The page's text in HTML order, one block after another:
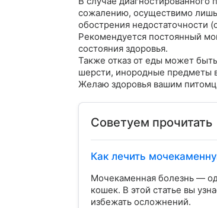
сожалению, осуществимо
обострения недостаточности
Рекомендуется постоянный
состояния здоровья.
Также отказ от еды может
шерсти, инородные предметы
Желаю здоровья вашим
Советуем прочитать
Как лечить
Мочекаменная болезнь —
кошек. В этой статье вы
избежать осложнений.